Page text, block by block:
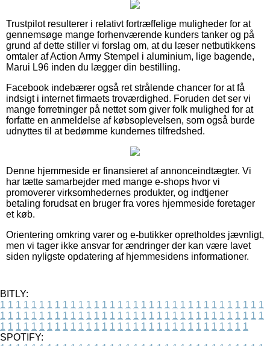
Trustpilot resulterer i relativt fortræffelige muligheder for at
gennemsøge mange forhenværende kunders tanker og på
grund af dette stiller vi forslag om, at du læser netbutikkens
omtaler af Action Army Stempel i aluminium, lige bagende,
Marui L96 inden du lægger din bestilling.
Facebook indebærer også ret strålende chancer for at få
indsigt i internet firmaets troværdighed. Foruden det ser vi
mange forretninger på nettet som giver folk mulighed for at
forfatte en anmeldelse af købsoplevelsen, som også burde
udnyttes til at bedømme kundernes tilfredshed.
Denne hjemmeside er finansieret af annonceindtægter. Vi
har tætte samarbejder med mange e-shops hvor vi
promoverer virksomhedernes produkter, og indtjener
betaling forudsat en bruger fra vores hjemmeside foretager
et køb.
Orientering omkring varer og e-butikker opretholdes jævnligt,
men vi tager ikke ansvar for ændringer der kan være lavet
siden nyligste opdatering af hjemmesidens informationer.
BITLY:
1 1 1 1 1 1 1 1 1 1 1 1 1 1 1 1 1 1 1 1 1 1 1 1 1 1 1 1 1 1 1 1 1 1
1 1 1 1 1 1 1 1 1 1 1 1 1 1 1 1 1 1 1 1 1 1 1 1 1 1 1 1 1 1 1 1 1 1
1 1 1 1 1 1 1 1 1 1 1 1 1 1 1 1 1 1 1 1 1 1 1 1 1 1 1 1 1 1 1 1
SPOTIFY: